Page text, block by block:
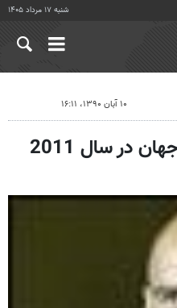
شنبه ۱۷ مرداد ۱۴۰۵
۱۰ آبان ۱۳۹۰، ۱۶:۱۱
نامزدهای بهترین مربی جهان در سال 2011